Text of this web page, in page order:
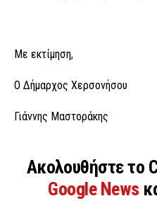
Με εκτίμηση,
Ο Δήμαρχος Χερσονήσου
Γιάννης Μαστοράκης
Ακολουθήστε το
Google News